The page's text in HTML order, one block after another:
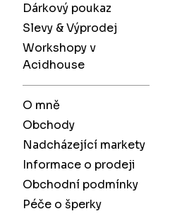
Dárkový poukaz
Slevy & Výprodej
Workshopy v
Acidhouse
O mně
Obchody
Nadcházející markety
Informace o prodeji
Obchodní podmínky
Péče o šperky